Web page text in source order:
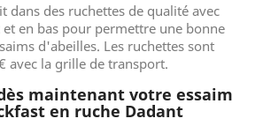
dans des ruchettes de qualité avec
en bas pour permettre une bonne
d'abeilles. Les ruchettes sont
avec la grille de transport.
maintenant votre essaim
en ruche Dadant